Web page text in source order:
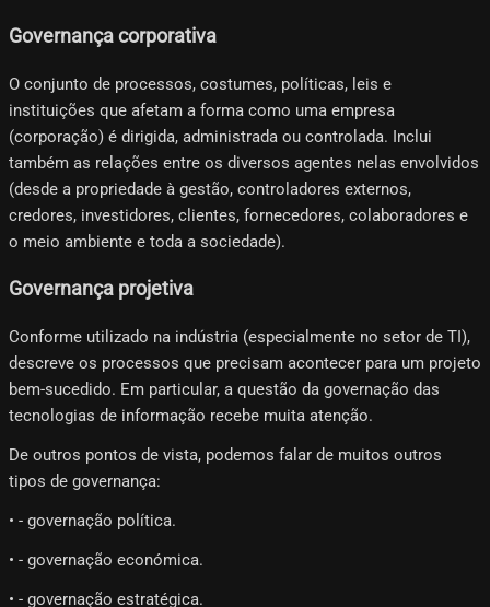
Governança corporativa
O conjunto de processos, costumes, políticas, leis e
instituições que afetam a forma como uma empresa
(corporação) é dirigida, administrada ou controlada. Inclui
também as relações entre os diversos agentes nelas envolvidos
(desde a propriedade à gestão, controladores externos,
credores, investidores, clientes, fornecedores, colaboradores e
o meio ambiente e toda a sociedade).
Governança projetiva
Conforme utilizado na indústria (especialmente no setor de TI),
descreve os processos que precisam acontecer para um projeto
bem-sucedido. Em particular, a questão da governação das
tecnologias de informação recebe muita atenção.
De outros pontos de vista, podemos falar de muitos outros
tipos de governança:
• - governação política.
• - governação económica.
• - governação estratégica.